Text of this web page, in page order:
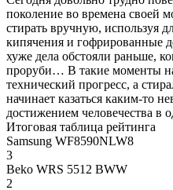
поколение во времена своей
стирать вручную, используя
кипячения и гофрированные
хуже дела обстояли раньше,
проруби… В такие моменты
технический прогресс, а
начинает казаться каким-то
достижением человечества в
Итоговая таблица рейтинга
Samsung WF8590NLW8
3
Beko WRS 5512 BWW
2